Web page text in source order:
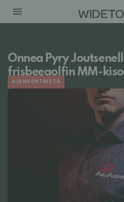
Onnea Pyry Joutsenelle: 8 sija
frisbeegolfin MM-
AJANKOHTAISTA